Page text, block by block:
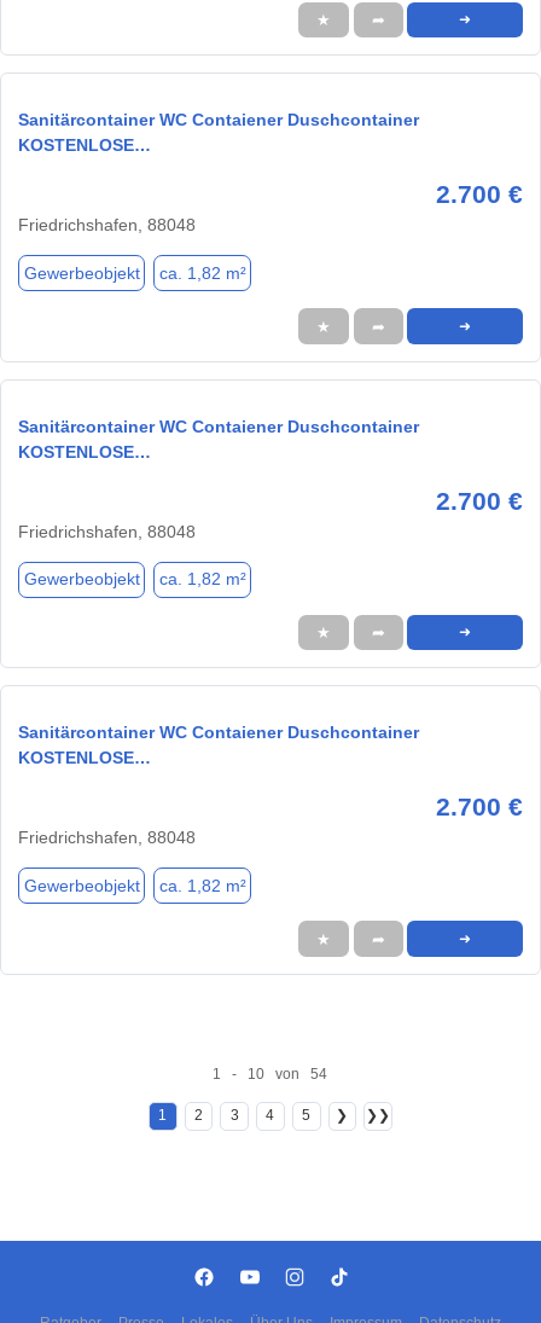
★ ➦ ➜
Sanitärcontainer WC Contaiener Duschcontainer
KOSTENLOSE…
2.700 €
Friedrichshafen, 88048
Gewerbeobjekt ca. 1,82 m²
★ ➦ ➜
Sanitärcontainer WC Contaiener Duschcontainer
KOSTENLOSE…
2.700 €
Friedrichshafen, 88048
Gewerbeobjekt ca. 1,82 m²
★ ➦ ➜
Sanitärcontainer WC Contaiener Duschcontainer
KOSTENLOSE…
2.700 €
Friedrichshafen, 88048
Gewerbeobjekt ca. 1,82 m²
★ ➦ ➜
1 - 10 von 54
1 2 3 4 5 ❯ ❯❯